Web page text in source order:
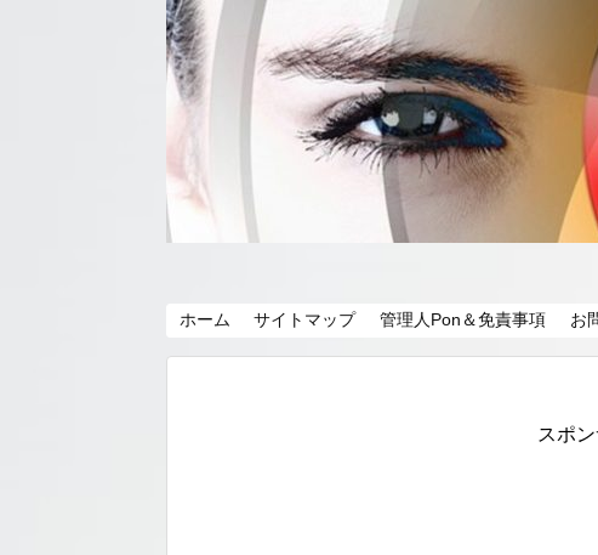
ホーム サイトマップ 管理人Pon＆免責事項 お
スポ